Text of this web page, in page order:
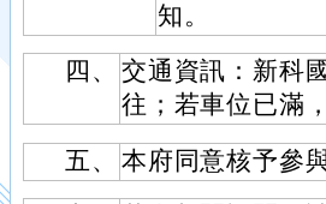
知。
四、
交通資訊：新科
往；若車位已滿
五、
本府同意核予參